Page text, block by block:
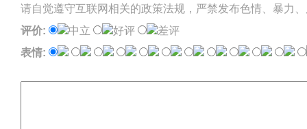
请自觉遵守互联网相关的政策法规，严禁发布色情、暴力
评价:
中立 好评
差评
表情: